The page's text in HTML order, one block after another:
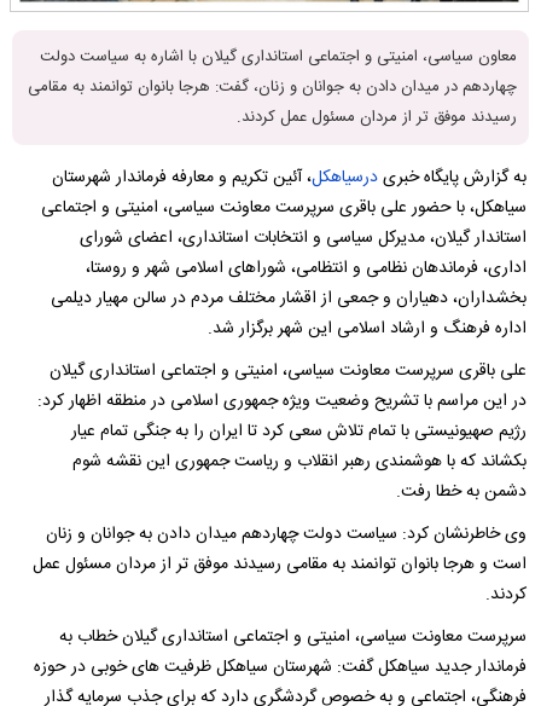
معاون سیاسی، امنیتی و اجتماعی استانداری گیلان با اشاره به سیاست دولت
چهاردهم در میدان دادن به جوانان و زنان، گفت: هرجا بانوان توانمند به مقامی
رسیدند موفق تر از مردان مسئول عمل کردند.
به گزارش پایگاه خبریدرسیاهکل، آئین تکریم و معارفه فرماندار شهرستان
سیاهکل، با حضور علی باقری سرپرست معاونت سیاسی، امنیتی و اجتماعی
استاندار گیلان، مدیرکل سیاسی و انتخابات استانداری، اعضای شورای
اداری، فرماندهان نظامی و انتظامی، شوراهای اسلامی شهر و روستا،
بخشداران، دهیاران و جمعی از اقشار مختلف مردم در سالن مهیار دیلمی
اداره فرهنگ و ارشاد اسلامی این شهر برگزار شد.
علی باقری سرپرست معاونت سیاسی، امنیتی و اجتماعی استانداری گیلان
در این مراسم با تشریح وضعیت ویژه جمهوری اسلامی در منطقه اظهار کرد:
رژیم صهیونیستی با تمام تلاش سعی کرد تا ایران را به جنگی تمام عیار
بکشاند که با هوشمندی رهبر انقلاب و ریاست جمهوری این نقشه شوم
دشمن به خطا رفت.
وی خاطرنشان کرد: سیاست دولت چهاردهم میدان دادن به جوانان و زنان
است و هرجا بانوان توانمند به مقامی رسیدند موفق تر از مردان مسئول عمل
کردند.
سرپرست معاونت سیاسی، امنیتی و اجتماعی استانداری گیلان خطاب به
فرماندار جدید سیاهکل گفت: شهرستان سیاهکل ظرفیت های خوبی در حوزه
فرهنگی، اجتماعی و به خصوص گردشگری دارد که برای جذب سرمایه گذار